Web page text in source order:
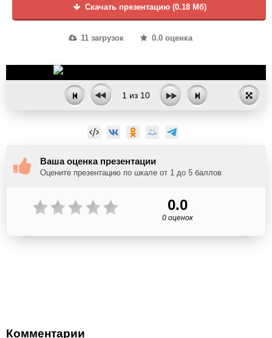
Скачать презентацию (0.18 Мб)
11 загрузок 0.0 оценка
1 из 10
Ваша оценка презентации
Оцените презентацию по шкале от 1 до 5 баллов
0.0
0 оценок
Комментарии